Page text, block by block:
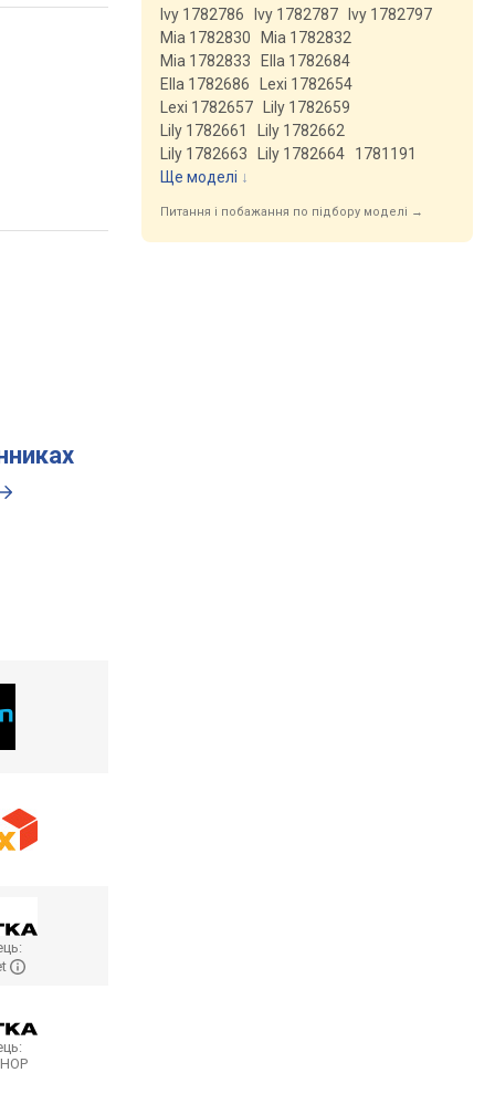
Ivy 1782786 Ivy 1782787
Ivy 1782797
Mia 1782830
Mia 1782832
Mia 1782833
Ella 1782684
Ella 1782686
Lexi 1782654
Lexi 1782657
Lily 1782659
Lily 1782661
Lily 1782662
Lily 1782663
Lily 1782664
1781191
Ще моделі ↓
Питання і побажання по підбору моделі →